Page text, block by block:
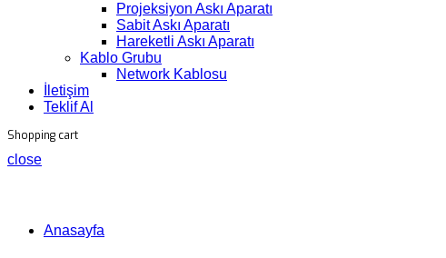
Projeksiyon Askı Aparatı
Sabit Askı Aparatı
Hareketli Askı Aparatı
Kablo Grubu
Network Kablosu
İletişim
Teklif Al
Shopping cart
close
Anasayfa